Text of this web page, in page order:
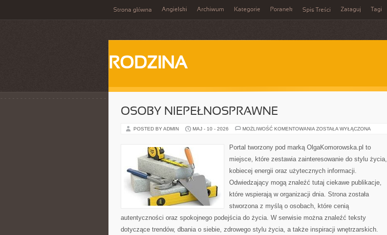
Strona główna Angielski Archiwum Kategorie Poranek Spis Treści Zataguj Tagi
RODZINA
OSOBY NIEPEŁNOSPRAWNE
POSTED BY ADMIN MAJ - 10 - 2026 MOŻLIWOŚĆ KOMENTOWANIA OSOBY
ZOSTAŁA WYŁĄCZONA
Portal tworzony pod marką OlgaKomorowska.pl to
miejsce, które zestawia zainteresowanie do stylu życia,
kobiecej energii oraz użytecznych informacji.
Odwiedzający mogą znaleźć tutaj ciekawe publikacje,
które wspierają w organizacji dnia. Strona została
stworzona z myślą o osobach, które cenią
autentyczności oraz spokojnego podejścia do życia. W serwisie można znaleźć teksty
dotyczące trendów, dbania o siebie, zdrowego stylu życia, a także inspiracji wnętrzarskich.